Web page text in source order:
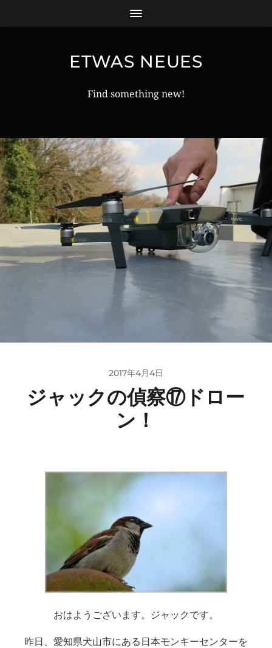
ETWAS NEUES
Find something new!
2017年4月4日
ジャックの偵察⑰ドロー
ン！
おはようございます。ジャックです。
昨日、愛知県犬山市にある日本モンキーセンターを